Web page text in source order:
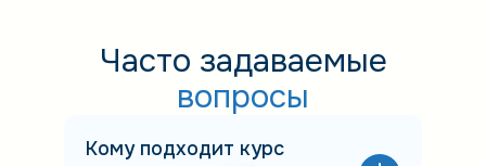
Часто задаваемые
вопросы
Кому подходит курс